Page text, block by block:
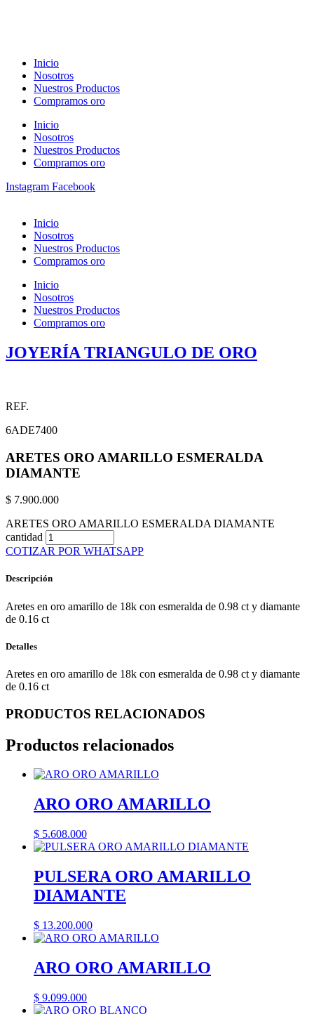
Inicio
Nosotros
Nuestros Productos
Compramos oro
Inicio
Nosotros
Nuestros Productos
Compramos oro
Instagram Facebook
Inicio
Nosotros
Nuestros Productos
Compramos oro
Inicio
Nosotros
Nuestros Productos
Compramos oro
JOYERÍA TRIANGULO DE ORO
REF.
6ADE7400
ARETES ORO AMARILLO ESMERALDA
DIAMANTE
$ 7.900.000
ARETES ORO AMARILLO ESMERALDA DIAMANTE
cantidad
COTIZAR POR WHATSAPP
Descripción
Aretes en oro amarillo de 18k con esmeralda de 0.98 ct y diamante
de 0.16 ct
Detalles
Aretes en oro amarillo de 18k con esmeralda de 0.98 ct y diamante
de 0.16 ct
PRODUCTOS RELACIONADOS
Productos relacionados
ARO ORO AMARILLO
$ 5.608.000
PULSERA ORO AMARILLO
DIAMANTE
$ 13.200.000
ARO ORO AMARILLO
$ 9.099.000